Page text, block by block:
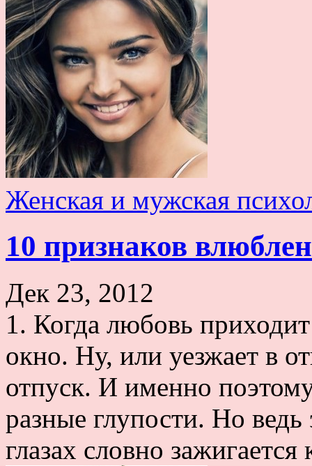
Женская и мужская
10 признаков
Дек 23, 2012
1. Когда любовь
окно. Ну, или уезжает в
отпуск. И именно
разные глупости. Но
глазах словно зажигается